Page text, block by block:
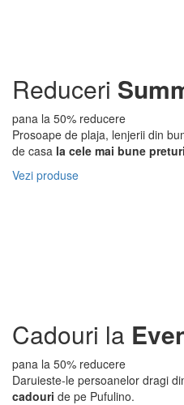
Reduceri
pana la 50% reducere
Prosoape de plaja, lenjerii din
de casa la cele mai bune preturi
Vezi produse
Cadouri la
pana la 50% reducere
Daruieste-le persoanelor dragi
cadouri de pe Pufulino.